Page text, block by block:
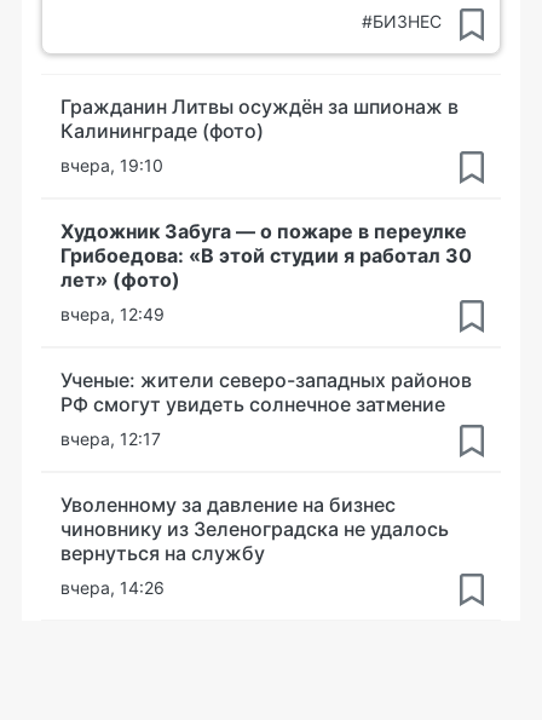
#БИЗНЕС
Гражданин Литвы осуждён за шпионаж в
Калининграде (фото)
вчера, 19:10
Художник Забуга — о пожаре в переулке
Грибоедова: «В этой студии я работал 30
лет» (фото)
вчера, 12:49
Ученые: жители северо-западных районов
РФ смогут увидеть солнечное затмение
вчера, 12:17
Уволенному за давление на бизнес
чиновнику из Зеленоградска не удалось
вернуться на службу
вчера, 14:26